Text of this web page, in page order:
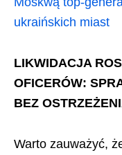
ukraińskich miast
LIKWIDACJA
OFICERÓW:
BEZ
Warto zauważyć,